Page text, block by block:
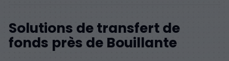
Solutions de transfert de
fonds près de Bouillante